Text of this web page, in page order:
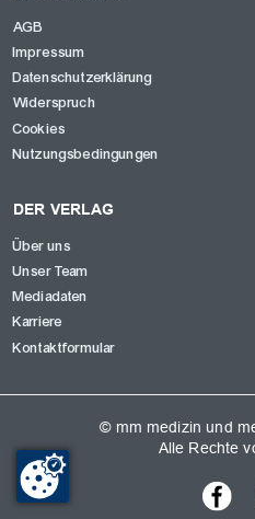
AGB
Impressum
Datenschutzerklärung
Widerspruch
Cookies
Nutzungsbedingungen
DER VERLAG
Über uns
Unser Team
Mediadaten
Karriere
Kontaktformular
© mm medizin und
Alle Rechte